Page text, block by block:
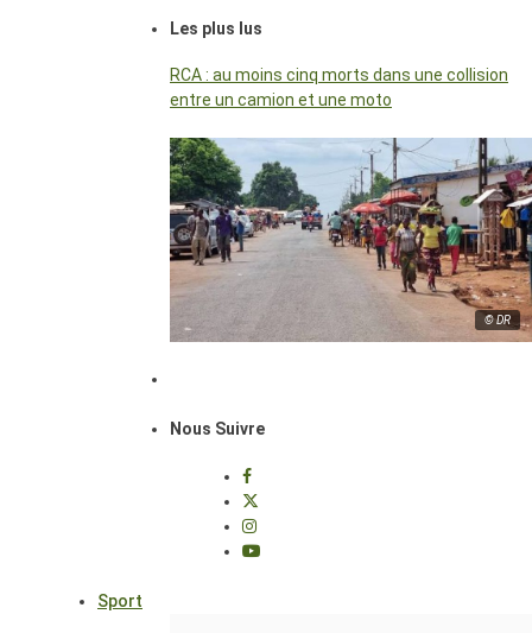
Les plus lus
RCA : au moins cinq morts dans une collision
entre un camion et une moto
© DR
Nous Suivre
Sport